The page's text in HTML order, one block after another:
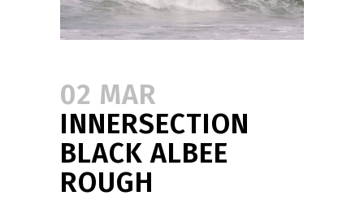
02 MAR
INNERSECTION
BLACK ALBEE
ROUGH